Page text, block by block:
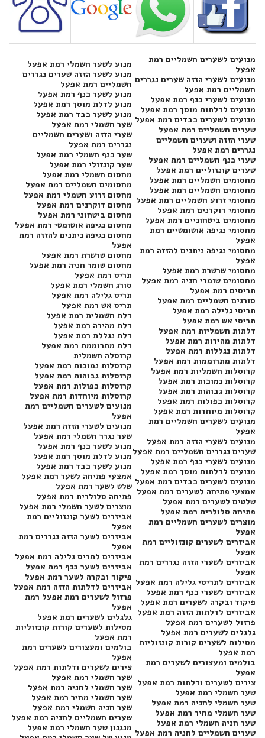
מנועים לשערים חשמליים רמת
אפעל
מנועים לשערי הזזה שערים נגררים
חשמליים רמת אפעל
מנועים לשערי כנף רמת אפעל
מנועים לדלתות מוסך רמת אפעל
מנועים לשערים כבדים רמת אפעל
שערים חשמליים רמת אפעל
שערי הזזה ושערים חשמליים
נגררים רמת אפעל
שערי כנף חשמליים רמת אפעל
שערים קונזוליים רמת אפעל
מחסומים חשמליים רמת אפעל
מחסומים חשמליים רמת אפעל
מחסומי זרוע חשמליים רמת אפעל
מחסומי דוקרנים רמת אפעל
מחסומים ביטחוניים רמת אפעל
מחסומי נגיפה אוטומטיים רמת
אפעל
מחסומי נגיפה ניתנים להזזה רמת
אפעל
מחסומי שרשרת רמת אפעל
מחסומים שומרי חניה רמת אפעל
תריסים רמת אפעל
סורגים חשמליים רמת אפעל
תריסי גלילה רמת אפעל
תריסי אש רמת אפעל
דלתות חשמליות רמת אפעל
דלתות מהירות רמת אפעל
דלתות נגללות רמת אפעל
דלתות מתרוממות רמת אפעל
קרוסלות חשמליות רמת אפעל
קרוסלות נמוכות רמת אפעל
קרוסלות גבוהות רמת אפעל
קרוסלות כפולות רמת אפעל
קרוסלות מיוחדות רמת אפעל
מנועים לשערים חשמליים רמת
אפעל
מנועים לשערי הזזה רמת אפעל
שערים נגררים חשמליים רמת אפעל
מנועים לשערי כנף רמת אפעל
מנועים לדלתות מוסך רמת אפעל
מנועים לשערים כבדים רמת אפעל
אמצעי פתיחה לשערים רמת אפעל
שלטים לשערים רמת אפעל
פתיחה סלולרית רמת אפעל
מוצרים לשערים חשמליים רמת
אפעל
אביזרים לשערים קונזוליים רמת
אפעל
אביזרים לשערי הזזה נגררים רמת
אפעל
אביזרים לתריסי גלילה רמת אפעל
אביזרים לשערי כנף רמת אפעל
פיקוד ובקרה לשערים רמת אפעל
אביזרים לדלתות הזזה רמת אפעל
פרזול לשערים רמת אפעל
גלגלים לשערים רמת אפעל
מסילות לשערים קורות קונזוליות
רמת אפעל
בולמים ומעצורים לשערים רמת
אפעל
צירים לשערים ודלתות רמת אפעל
שער חשמלי רמת אפעל
שער חשמלי לחניה רמת אפעל
שער חשמלי מחיר רמת אפעל
שער חניה חשמלי רמת אפעל
שערים חשמליים לחניה רמת אפעל
מנוע לשער חשמלי רמת אפעל
מנוע לשער הזזה שערים נגררים
חשמליים רמת אפעל
מנוע לשער כנף רמת אפעל
מנוע לדלת מוסך רמת אפעל
מנוע לשער כבד רמת אפעל
שער חשמלי רמת אפעל
שערי הזזה ושערים חשמליים
נגררים רמת אפעל
שער כנף חשמלי רמת אפעל
שער קונזולי רמת אפעל
מחסום חשמלי רמת אפעל
מחסומים חשמליים רמת אפעל
מחסום זרוע חשמלי רמת אפעל
מחסום דוקרנים רמת אפעל
מחסום ביטחוני רמת אפעל
מחסום נגיפה אוטומטי רמת אפעל
מחסום נגיפה ניתנים להזזה רמת
אפעל
מחסום שרשרת רמת אפעל
מחסום שומר חניה רמת אפעל
תריס רמת אפעל
סורג חשמלי רמת אפעל
תריס גלילה רמת אפעל
תריס אש רמת אפעל
דלת חשמלית רמת אפעל
דלת מהירה רמת אפעל
דלת נגללת רמת אפעל
דלת מתרוממת רמת אפעל
קרוסלה חשמלית
קרוסלות נמוכות רמת אפעל
קרוסלות גבוהות רמת אפעל
קרוסלות כפולות רמת אפעל
קרוסלות מיוחדות רמת אפעל
מנועים לשערים חשמליים רמת
אפעל
מנועים לשערי הזזה רמת אפעל
שער נגרר חשמלי רמת אפעל
מנוע לשער כנף רמת אפעל
מנוע לדלת מוסך רמת אפעל
מנוע לשער כבד רמת אפעל
אמצעי פתיחה לשער רמת אפעל
שלט לשער רמת אפעל
פתיחה סלולרית רמת אפעל
מוצרים לשער חשמלי רמת אפעל
אביזרים לשער קונזוליים רמת
אפעל
אביזרים לשער הזזה נגררים רמת
אפעל
אביזרים לתריס גלילה רמת אפעל
אביזרים לשער כנף רמת אפעל
פיקוד ובקרה לשער רמת אפעל
אביזרים לדלתות הזזה רמת אפעל
פרזול לשערים רמת אפעל רמת
אפעל
גלגלים לשערים רמת אפעל
מסילות לשערים קורות קונזוליות
רמת אפעל
בולמים ומעצורים לשערים רמת
אפעל
צירים לשערים ודלתות רמת אפעל
שער חשמלי רמת אפעל
שער חשמלי לחניה רמת אפעל
שער חשמלי מחיר רמת אפעל
שער חניה חשמלי רמת אפעל
שערים חשמליים לחניה רמת אפעל
מנגנון שער חשמלי רמת אפעל